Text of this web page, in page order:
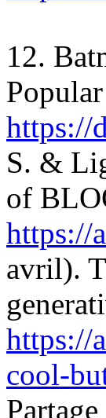
12.
https://
S. &
of
https://
avril).
https://
cool-
Partage